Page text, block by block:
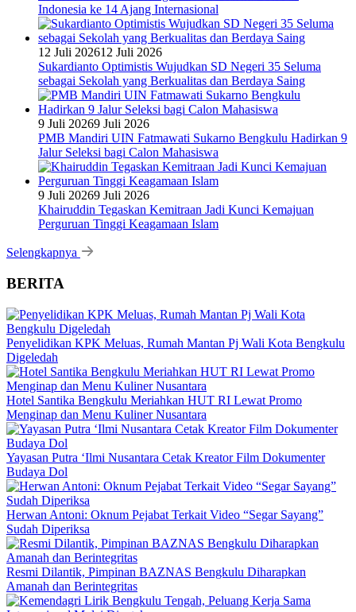
Indonesia ke 14 Ajang Internasional
12 Juli 202612 Juli 2026
Sukardianto Optimistis Wujudkan SD Negeri 35 Seluma
sebagai Sekolah yang Berkualitas dan Berdaya Saing
9 Juli 20269 Juli 2026
PMB Mandiri UIN Fatmawati Sukarno Bengkulu Hadirkan 9
Jalur Seleksi bagi Calon Mahasiswa
9 Juli 20269 Juli 2026
Khairuddin Tegaskan Kemitraan Jadi Kunci Kemajuan
Perguruan Tinggi Keagamaan Islam
Selengkapnya
BERITA
Penyelidikan KPK Meluas, Rumah Mantan Pj Wali Kota Bengkulu
Digeledah
Hotel Santika Bengkulu Meriahkan HUT RI Lewat Promo
Menginap dan Menu Kuliner Nusantara
Yayasan Putra ‘Ilmi Nusantara Cetak Kreator Film Dokumenter
Budaya Dol
Herwan Antoni: Oknum Pejabat Terkait Video “Segar Sayang”
Sudah Diperiksa
Resmi Dilantik, Pimpinan BAZNAS Bengkulu Diharapkan
Amanah dan Berintegritas